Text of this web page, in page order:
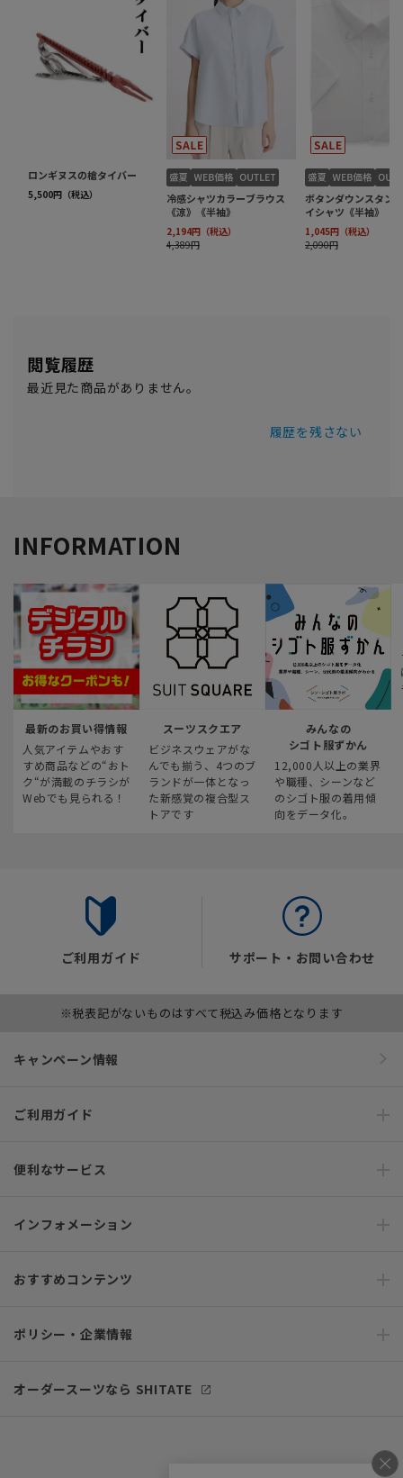
閲覧履歴
最近見た商品がありません。
履歴を残さない
INFORMATION
最新のお買い得情報
人気アイテムやおす
すめ商品などの“おト
ク“が満載のチラシが
Webでも見られる！
スーツスクエア
ビジネスウェアがな
んでも揃う、4つのブ
ランドが一体となっ
た新感覚の複合型ス
トアです
みんなの
シゴト服ずかん
12,000人以上の業界
や職種、シーンなど
のシゴト服の着用傾
向をデータ化。
ご利用ガイド サポート・お問い合わせ
※税表記がないものはすべて税込み価格となります
キャンペーン情報
ご利用ガイド
便利なサービス
インフォメーション
おすすめコンテンツ
ポリシー・企業情報
オーダースーツなら SHITATE